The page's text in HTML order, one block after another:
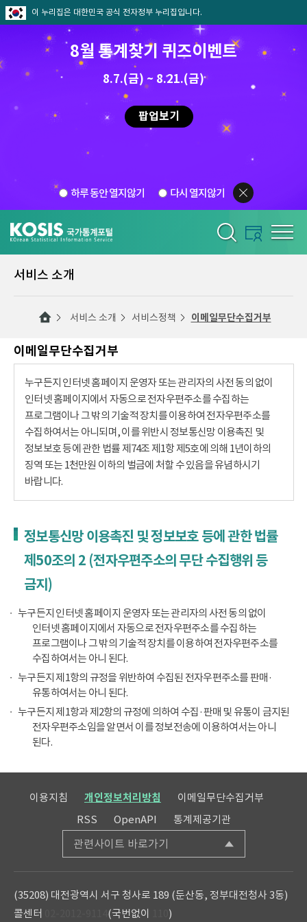
이 누리집은 대한민국 공식 전자정부 누리집입니다.
8월 통계찾기 퀴즈이벤트
8.7.(금) ~ 8.21.(금)
팝업보기
하루 동안 열지않기 다시 열지않기
서비스 소개
서비스 소개 서비스정책 이메일무단수집거부
이메일무단수집거부
누구든지 인터넷 홈페이지 운영자 또는 관리자의 사전 동의 없이
인터넷 홈페이지에서 자동으로 전자우편주소를 수집하는
프로그램이나 그 밖의 기술적 장치를 이용하여 전자우편주소를
수집하여서는 아니되며, 이를 위반시 정보통신망 이용촉진 및
정보보호 등에 관한 법률 제74조 제1항 제5호에 의해 1년이하의
징역 또는 1천만원 이하의 벌금에 처할 수 있음을 유념하시기
바랍니다.
정보통신망 이용촉진 및 정보보호 등에 관한 법률
제50조의 2 (전자우편주소의 무단 수집행위 등
금지)
누구든지 인터넷 홈페이지 운영자 또는 관리자의 사전 동의 없이
인터넷 홈페이지에서 자동으로 전자우편주소를 수집하는
프로그램이나 그 밖의 기술적 장치를 이용하여 전자우편주소를
수집하여서는 아니 된다.
누구든지 제1항의 규정을 위반하여 수집된 전자우편주소를 판매·
유통하여서는 아니 된다.
누구든지 제1항과 제2항의 규정에 의하여 수집·판매 및 유통이 금지된
전자우편주소임을 알면서 이를 정보전송에 이용하여서는 아니
된다.
이용지침 개인정보처리방침
이메일무단수집거부
RSS
OpenAPI 통계제공기관
관련사이트 바로가기
(35208) 대전광역시 서구 청사로 189 (둔산동, 정부대전청사 3동)
콜센터
(국번없이 )